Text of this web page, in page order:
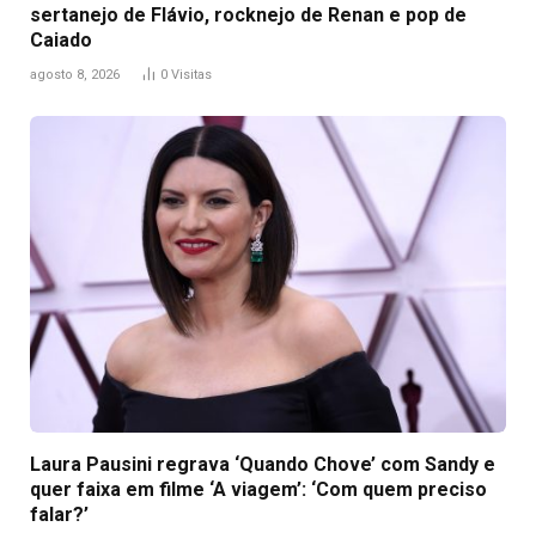
sertanejo de Flávio, rocknejo de Renan e pop de
Caiado
agosto 8, 2026 0 Visitas
Laura Pausini regrava ‘Quando Chove’ com Sandy e
quer faixa em filme ‘A viagem’: ‘Com quem preciso
falar?’